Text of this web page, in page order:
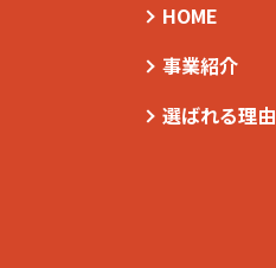
HOME
事業紹介
選ばれる理由